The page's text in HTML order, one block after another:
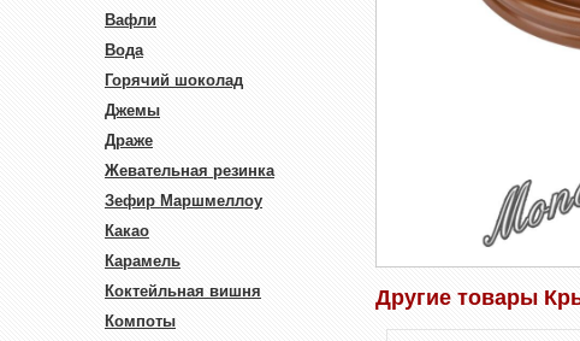
Вафли
Вода
Горячий шоколад
Джемы
Драже
Жевательная резинка
Зефир Маршмеллоу
Какао
Карамель
Коктейльная вишня
Компоты
Другие товары